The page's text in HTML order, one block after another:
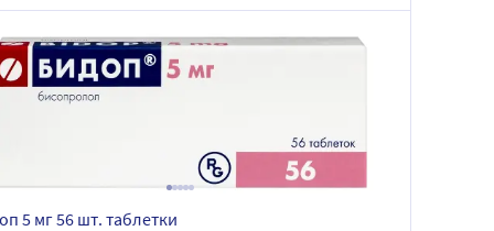
5 мг 56 шт. таблетки